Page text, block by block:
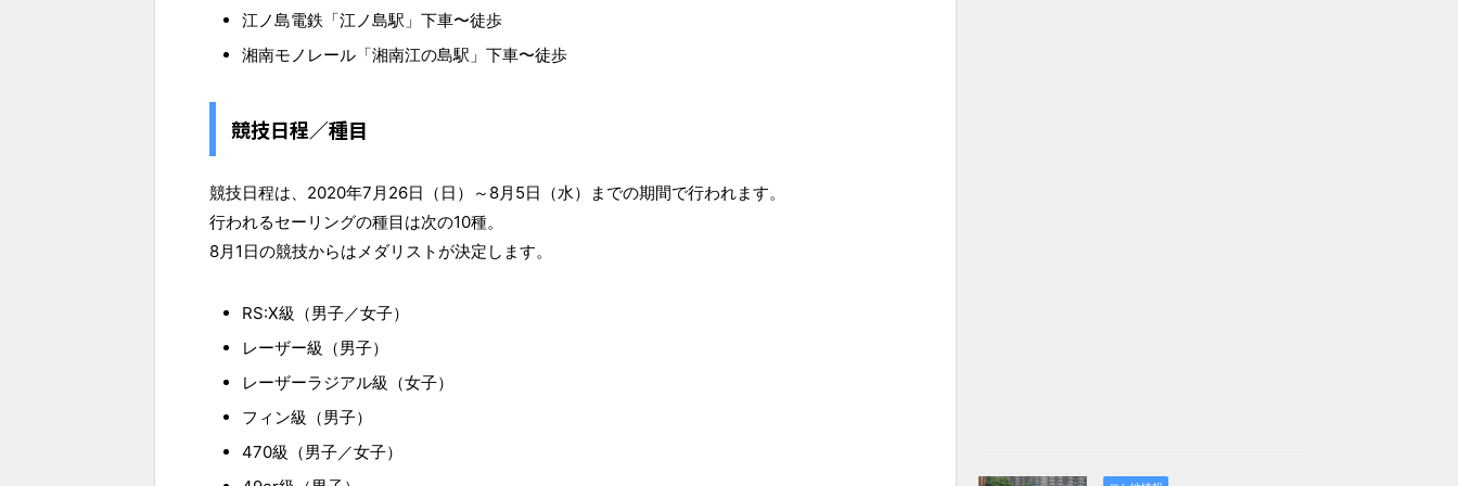
江ノ島電鉄「江ノ島駅」下車〜徒歩
湘南モノレール「湘南江の島駅」下車〜徒歩
競技日程／種目
競技日程は、2020年7月26日（日）～8月5日（水）までの期間で行われます。
行われるセーリングの種目は次の10種。
8月1日の競技からはメダリストが決定します。
RS:X級（男子／女子）
レーザー級（男子）
レーザーラジアル級（女子）
フィン級（男子）
470級（男子／女子）